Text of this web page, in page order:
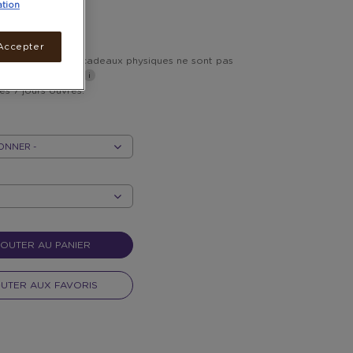
inclus. Les cadeaux physiques ne sont pas
7 jours ouvrés.
AU PANIER
AUX FAVORIS